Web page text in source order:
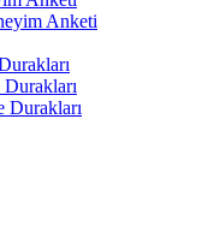
Anketi
Durakları